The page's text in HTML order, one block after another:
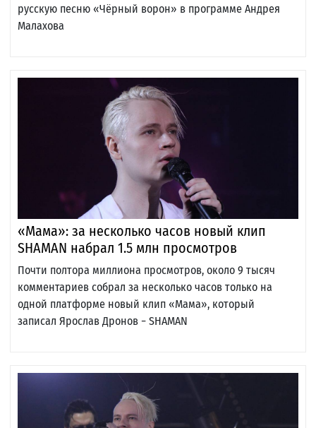
русскую песню «Чёрный ворон» в программе Андрея
Малахова
«Мама»: за несколько часов новый клип
SHAMAN набрал 1.5 млн просмотров
Почти полтора миллиона просмотров, около 9 тысяч
комментариев собрал за несколько часов только на
одной платформе новый клип «Мама», который
записал Ярослав Дронов − SHAMAN